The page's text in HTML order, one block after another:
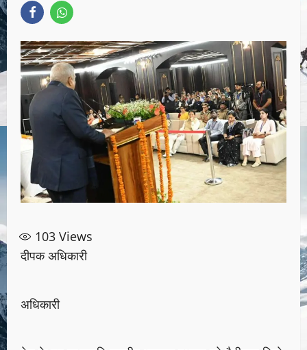
103 Views
दीपक अधिकारी
अधिकारी